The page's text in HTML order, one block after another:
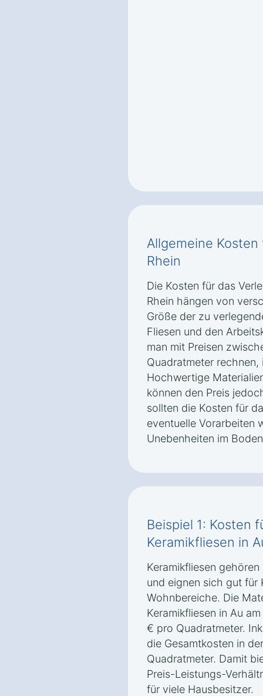
Allgemeine
Rhein
Die Kosten für das
Rhein hängen von
Größe der zu
Fliesen und den
man mit Preisen
Quadratmeter
Hochwertige
können den Preis
sollten die Kosten für
eventuelle Vorarbeiten
Unebenheiten im
Beispiel 1: Kosten
Keramikfliesen in
Keramikfliesen
und eignen sich gut für
Wohnbereiche. Die
Keramikfliesen in Au
€ pro Quadratmeter.
die Gesamtkosten in
Quadratmeter. Damit
Preis-Leistungs-
für viele Hausbesitzer.